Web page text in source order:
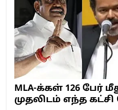
MLA-க்கள் 126 பேர்
முதலிடம் எந்த கட்சி